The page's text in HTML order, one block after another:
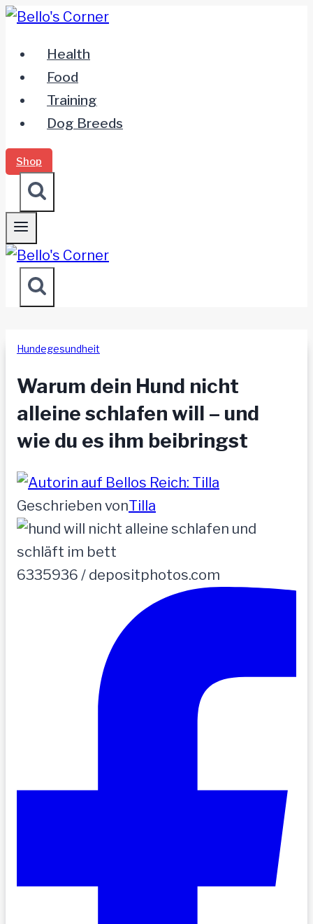
Zum
springenHealth
Food
Training
Dog Breeds
Shop
Hundegesundheit
Warum dein Hund nicht
alleine schlafen will – und
wie du es ihm beibringst
Geschrieben vonTilla
6335936 / depositphotos.com